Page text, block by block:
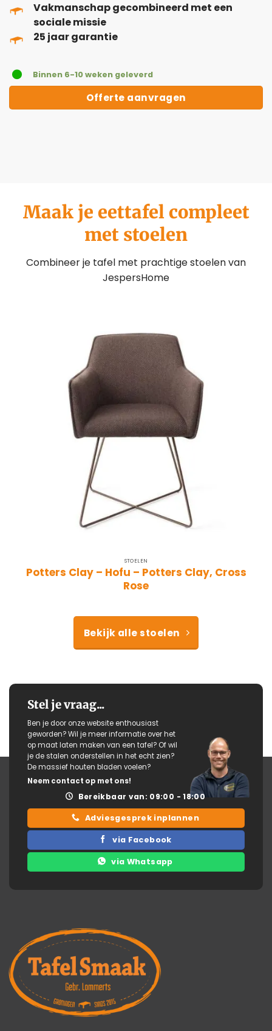
Vakmanschap gecombineerd met een
sociale missie
25 jaar garantie
Binnen 6-10 weken geleverd
Offerte aanvragen
Maak je eettafel compleet
met stoelen
Combineer je tafel met prachtige stoelen van
JespersHome
STOELEN
Potters Clay – Hofu – Potters Clay, Cross
Rose
Bekijk alle stoelen
Stel je vraag...
Ben je door onze website enthousiast
geworden? Wil je meer informatie over het
op maat laten maken van een tafel? Of wil
je de stalen onderstellen in het echt zien?
De massief houten bladen voelen?
Neem contact op met ons!
Bereikbaar van: 09:00 - 18:00
Adviesgesprek inplannen
via Facebook
via Whatsapp